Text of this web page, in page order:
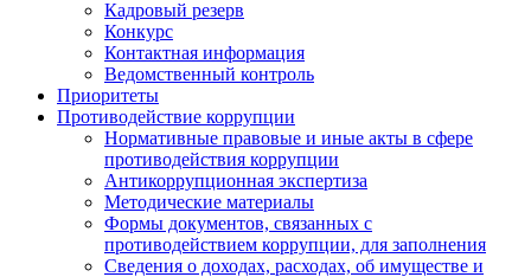
Кадровый резерв
Конкурс
Контактная информация
Ведомственный контроль
Приоритеты
Противодействие коррупции
Нормативные правовые и иные акты в сфере
противодействия коррупции
Антикоррупционная экспертиза
Методические материалы
Формы документов, связанных с
противодействием коррупции, для заполнения
Сведения о доходах, расходах, об имуществе и